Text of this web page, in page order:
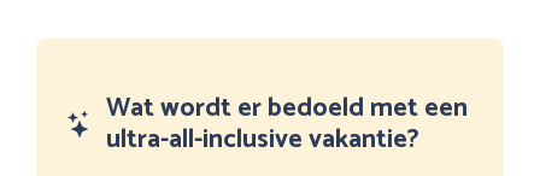
Wat wordt er bedoeld met een
ultra-all-inclusive vakantie?